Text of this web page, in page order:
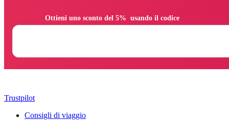
Trustpilot
Consigli di viaggio